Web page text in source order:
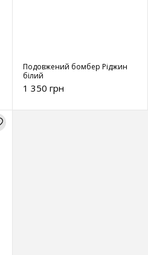
Подовжений бомбер Ріджин
білий
1 350 грн